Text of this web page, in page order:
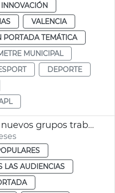
INNOVACIÓN
VALENCIA
PORTADA TEMÁTICA
MUNICIPAL
DEPORTE
Ayuntamiento tres nuevos grupos trabajo València Music City
LAS AUDIENCIAS